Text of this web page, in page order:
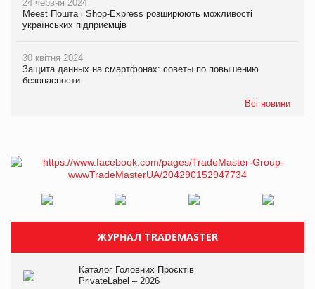
24 червня 2024
Meest Пошта і Shop-Express розширюють можливості
українських підприємців
30 квітня 2024
Защита данных на смартфонах: советы по повышению
безопасности
Всі новини
ЖУРНАЛ TRADEMASTER
Каталог Головних Проєктів
PrivateLabel – 2026